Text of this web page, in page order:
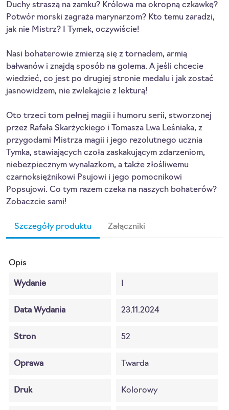
Duchy straszą na zamku? Królowa ma okropną czkawkę?
Potwór morski zagraża marynarzom? Kto temu zaradzi,
jak nie Mistrz? I Tymek, oczywiście!
Nasi bohaterowie zmierzą się z tornadem, armią
bałwanów i znajdą sposób na golema. A jeśli chcecie
wiedzieć, co jest po drugiej stronie medalu i jak zostać
jasnowidzem, nie zwlekajcie z lekturą!
Oto trzeci tom pełnej magii i humoru serii, stworzonej
przez Rafała Skarżyckiego i Tomasza Lwa Leśniaka, z
przygodami Mistrza magii i jego rezolutnego ucznia
Tymka, stawiających czoła zaskakującym zdarzeniom,
niebezpiecznym wynalazkom, a także złośliwemu
czarnoksiężnikowi Psujowi i jego pomocnikowi
Popsujowi. Co tym razem czeka na naszych bohaterów?
Zobaczcie sami!
Szczegóły produktu Załączniki
Opis
Wydanie
Data Wydania 23.11.2024
Stron 52
Oprawa Twarda
Druk Kolorowy